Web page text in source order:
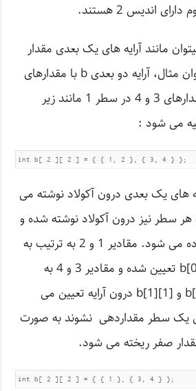
اندیس 2 هستند.
مانند آرایه های یک بعدی مقدار
دهی اولیه کرد. به عنوان مثال، آرایه دو بعدی b با مقدارهای
1 و 2 در سطر 0 و مقدارهای 3 و 4 در سطر 1 مانند زیر
می شود :
int b[ 2 ][ 2 ] = { { 1, 2 }, { 3, 4 } };
های یک بعدی درون آکولاد نوشته می
هر سطر نیز درون آکولاد نوشته شده و
بین سطرها از , استفاده می شود. مقادیر 1 و 2 به ترتیب به
شکل [b[0][0 و [b[0][1 تعیین شده و مقادیر 3 و 4 به
ترتیب به شکل [b[1][0 و [b[1][1 درون آرایه تعیین می
یک سطر مقداردهی نشوند به صورت
صفر ریخته می شود.
int b[ 2 ][ 2 ] = { { 1 }, { 3, 4 } };